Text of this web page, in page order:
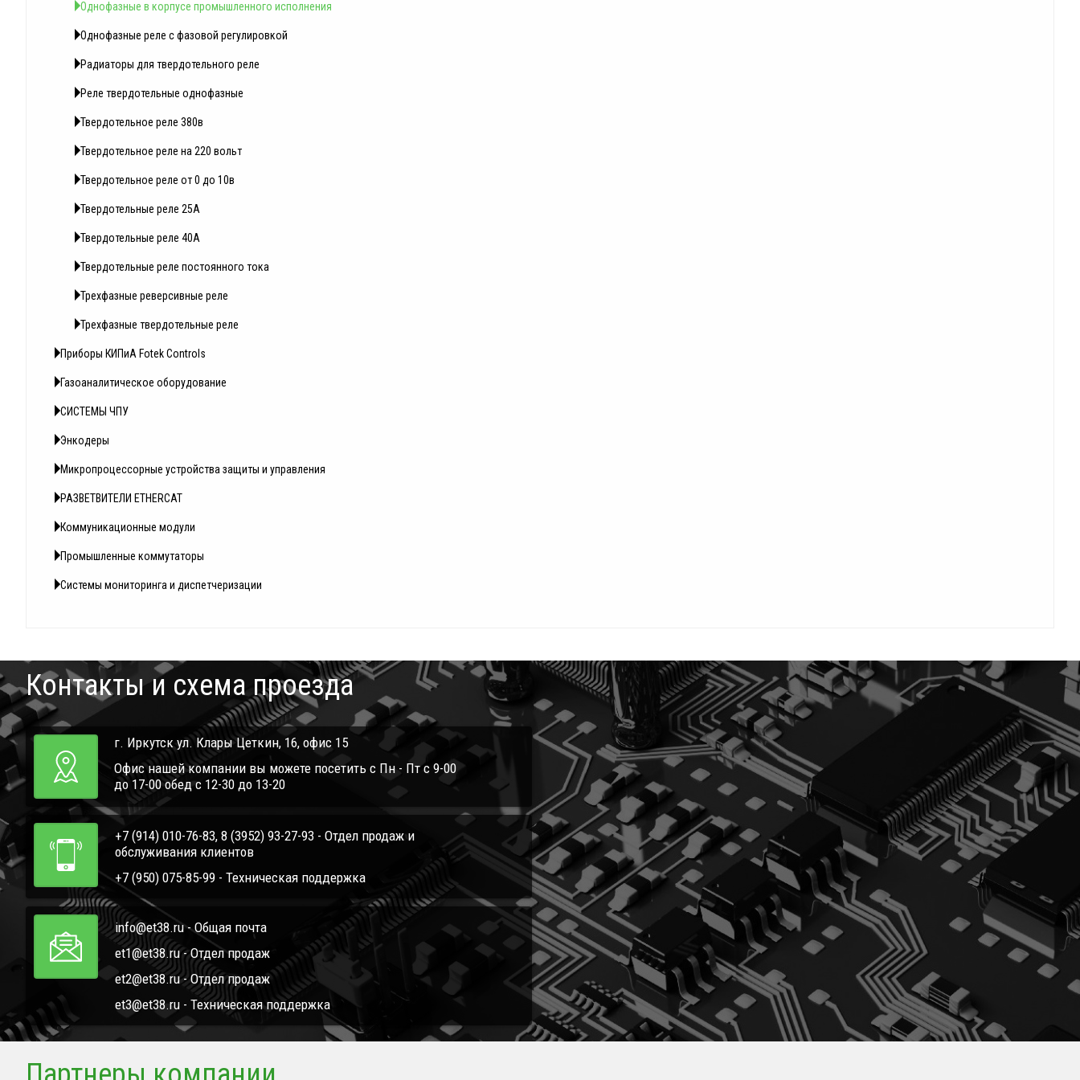
Однофазные в корпусе промышленного исполнения
Однофазные реле с фазовой регулировкой
Радиаторы для твердотельного реле
Реле твердотельные однофазные
Твердотельное реле 380в
Твердотельное реле на 220 вольт
Твердотельное реле от 0 до 10в
Твердотельные реле 25А
Твердотельные реле 40А
Твердотельные реле постоянного тока
Трехфазные реверсивные реле
Трехфазные твердотельные реле
Приборы КИПиА Fotek Controls
Газоаналитическое оборудование
СИСТЕМЫ ЧПУ
Энкодеры
Микропроцессорные устройства защиты и управления
РАЗВЕТВИТЕЛИ ETHERCAT
Коммуникационные модули
Промышленные коммутаторы
Системы мониторинга и диспетчеризации
Контакты и схема проезда
г. Иркутск ул. Клары Цеткин, 16, офис 15
Офис нашей компании вы можете посетить с Пн - Пт с 9-00
до 17-00 обед с 12-30 до 13-20
+7 (914) 010-76-83, 8 (3952) 93-27-93 - Отдел продаж и
обслуживания клиентов
+7 (950) 075-85-99 - Техническая поддержка
info@et38.ru - Общая почта
et1@et38.ru - Отдел продаж
et2@et38.ru - Отдел продаж
et3@et38.ru - Техническая поддержка